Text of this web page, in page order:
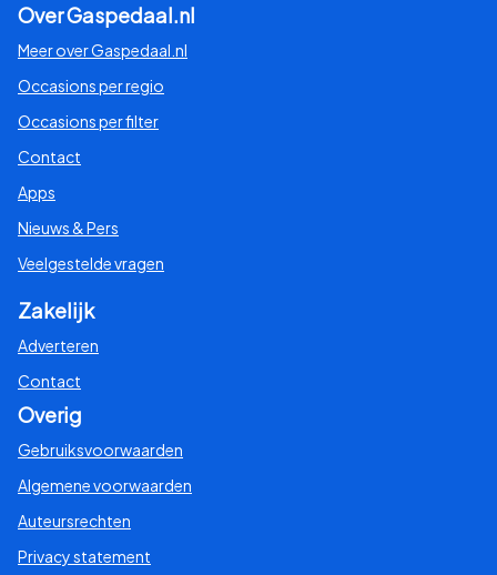
Over Gaspedaal.nl
Meer over Gaspedaal.nl
Occasions per regio
Occasions per filter
Contact
Apps
Nieuws & Pers
Veelgestelde vragen
Zakelijk
Adverteren
Contact
Overig
Gebruiksvoorwaarden
Algemene voorwaarden
Auteursrechten
Privacy statement